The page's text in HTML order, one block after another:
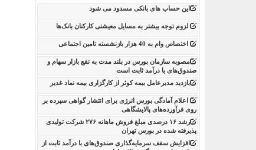
این حساب های بانکی مسدود می شود
لزوم توجه بیشتر به مسایل معیشتی کارکنان بانک‌ها
اختصاص وام به 40 هزار بازنشسته تامین اجتماعی
مصوبه سازمان بورس در بلند مدت به نفع بازار سهام و
صندوق‌های با درآمد ثابت است
بازدید مدیرعامل بیمه کوثر از کارگزاری بیمه نماد غدیر
اعلام آمادگی بورس انرژی برای انتشار گواهی سپرده بر
روی فرآورده‌های پالایشگاهی ‌
رشد ۱۶ درصدی مبلغ فروش ماهانه ۲۷۶ شرکت تولیدی
پذیرفته شده در بورس تهران
افزایش سقف سرمایه‌گذاری صندوق‌های با درآمد ثابت از